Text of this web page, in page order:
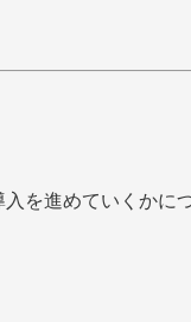
を進めていくかに